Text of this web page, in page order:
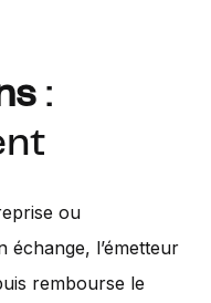
:
ou
échange, l’émetteur
rembourse le